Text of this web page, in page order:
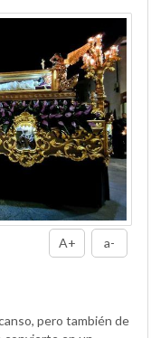
A+ a-
pero también de